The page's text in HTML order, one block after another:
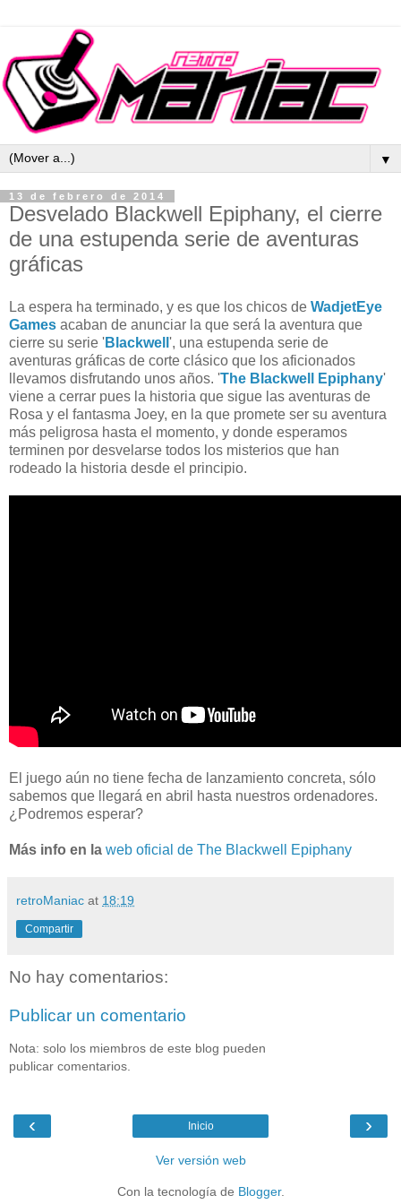
▼
13 de febrero de 2014
Desvelado Blackwell Epiphany, el cierre
de una estupenda serie de aventuras
gráficas
La espera ha terminado, y es que los chicos de WadjetEye
Games acaban de anunciar la que será la aventura que
cierre su serie 'Blackwell ', una estupenda serie de
aventuras gráficas de corte clásico que los aficionados
llevamos disfrutando unos años. 'The Blackwell Epiphany'
viene a cerrar pues la historia que sigue las aventuras de
Rosa y el fantasma Joey, en la que promete ser su aventura
más peligrosa hasta el momento, y donde esperamos
terminen por desvelarse todos los misterios que han
rodeado la historia desde el principio.
El juego aún no tiene fecha de lanzamiento concreta, sólo
sabemos que llegará en abril hasta nuestros ordenadores.
¿Podremos esperar?
Más info en la web oficial de The Blackwell Epiphany
retroManiac at 18:19
Compartir
No hay comentarios:
Publicar un comentario
Nota: solo los miembros de este blog pueden
publicar comentarios.
‹ ›
Inicio
Ver versión web
Con la tecnología de Blogger.